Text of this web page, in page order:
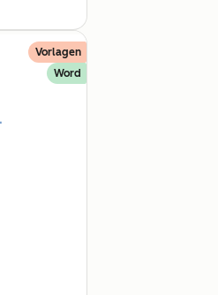
Vorlagen
Word